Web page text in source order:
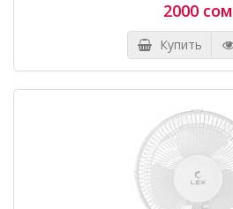
2000 сом
Купить